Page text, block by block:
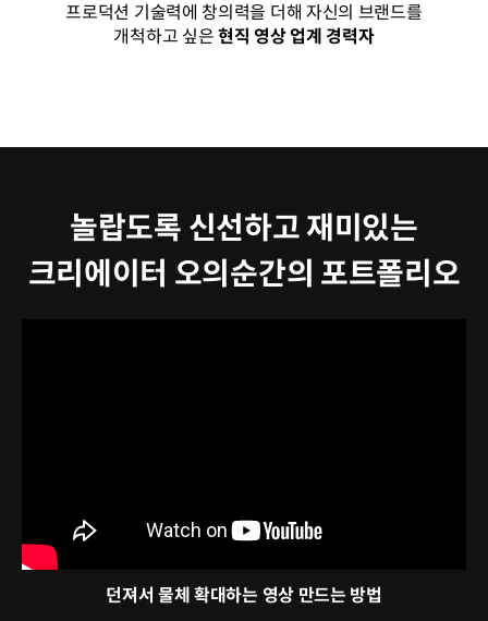
프로덕션 기술력에 창의력을 더해 자신의 브랜드를
개척하고 싶은현직 영상 업계 경력자
놀랍도록 신선하고 재미있는
크리에이터 오의순간의 포트폴리오
던져서 물체 확대하는 영상 만드는 방법